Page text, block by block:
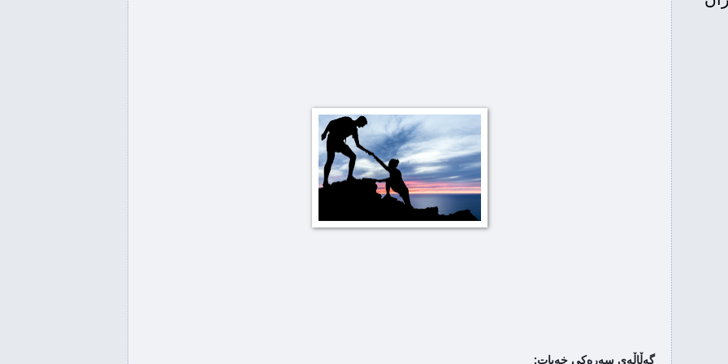
تورکیا لە عەفرین
Do you think that you have done enough to
Erd...
Stop Erdogan's attacks on the
Stop Erdogan Stay with
Afrin
پەیکەرێ بۆ پێشمەرگە لە
عەفرین بە قازانجی داعش و
گەڵاڵەی سەرەکی خەبات: